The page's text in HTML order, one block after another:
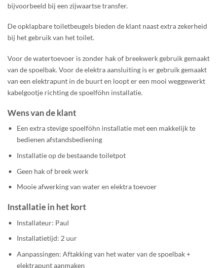
bijvoorbeeld bij een zijwaartse transfer.
De opklapbare toiletbeugels bieden de klant naast extra zekerheid
bij het gebruik van het toilet.
Voor de watertoevoer is zonder hak of breekwerk gebruik gemaakt
van de spoelbak. Voor de elektra aansluiting is er gebruik gemaakt
van een elektrapunt in de buurt en loopt er een mooi weggewerkt
kabelgootje richting de spoelföhn installatie.
Wens van de klant
Een extra stevige spoelföhn installatie met een makkelijk te
bedienen afstandsbediening
Installatie op de bestaande toiletpot
Geen hak of breek werk
Mooie afwerking van water en elektra toevoer
Installatie in het kort
Installateur: Paul
Installatietijd: 2 uur
Aanpassingen: Aftakking van het water van de spoelbak +
elektrapunt aanmaken